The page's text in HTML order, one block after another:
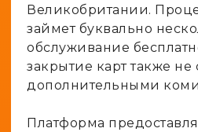
Великобритании.
займет буквально
обслуживание
закрытие карт также
дополнительными
Платформа